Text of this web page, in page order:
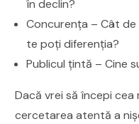
în declin?
Concurența – Cât
te poți diferenția?
Publicul țintă – Cine
Dacă vrei să începi cea
cercetarea atentă a